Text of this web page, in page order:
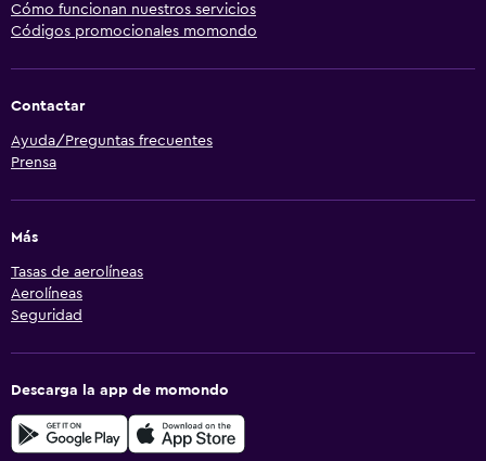
Cómo funcionan nuestros servicios
Códigos promocionales momondo
Contactar
Ayuda/Preguntas frecuentes
Prensa
Más
Tasas de aerolíneas
Aerolíneas
Seguridad
Descarga la app de momondo